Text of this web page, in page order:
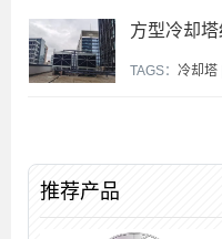
方型冷却塔
TAGS： 冷却塔
推荐产品